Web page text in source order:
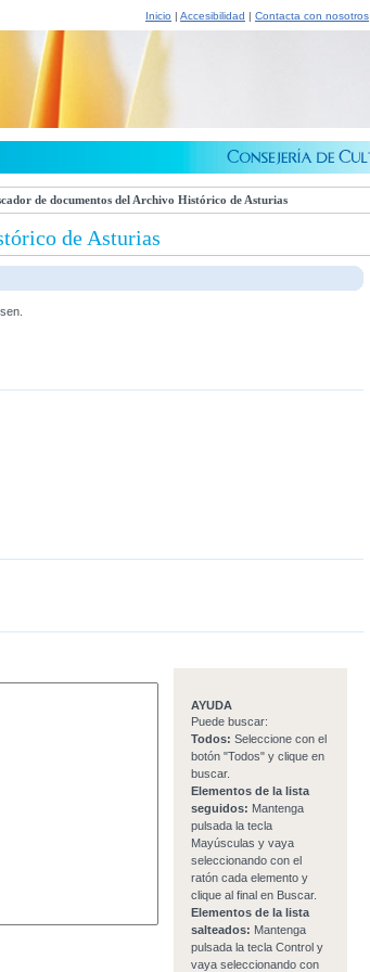
Inicio | Accesibilidad | Contacta con nosotros
de documentos del Archivo Histórico de Asturias
de Asturias
AYUDA
Puede buscar:
Todos: Seleccione con el
botón "Todos" y clique en
buscar.
Elementos de la lista
seguidos: Mantenga
pulsada la tecla
Mayúsculas y vaya
seleccionando con el
ratón cada elemento y
clique al final en Buscar.
Elementos de la lista
salteados: Mantenga
pulsada la tecla Control y
vaya seleccionando con